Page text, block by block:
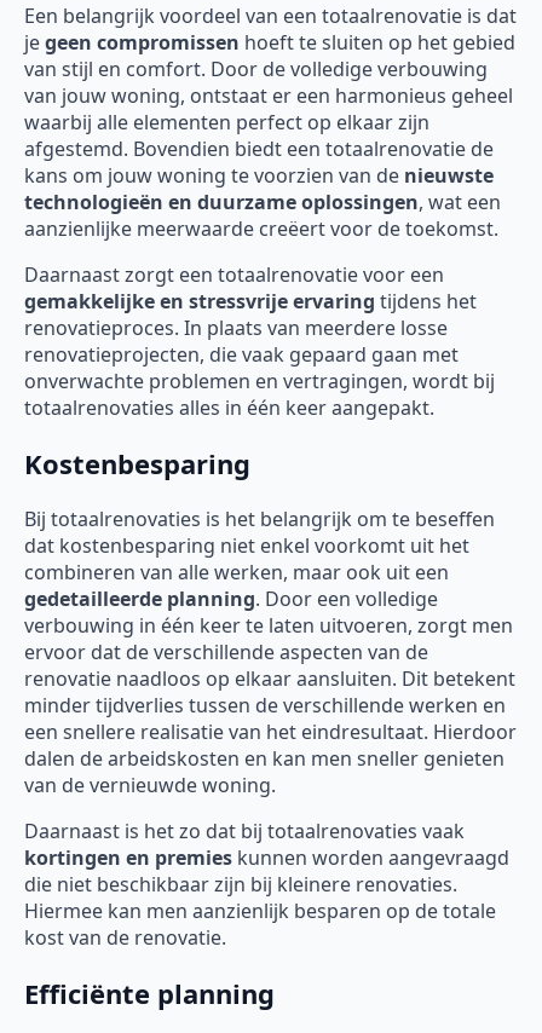
Een belangrijk voordeel van een totaalrenovatie is dat
jegeen compromissen hoeft te sluiten op het gebied
van stijl en comfort. Door de volledige verbouwing
van jouw woning, ontstaat er een harmonieus geheel
waarbij alle elementen perfect op elkaar zijn
afgestemd. Bovendien biedt een totaalrenovatie de
kans om jouw woning te voorzien van de nieuwste
technologieën en duurzame oplossingen, wat een
aanzienlijke meerwaarde creëert voor de toekomst.
Daarnaast zorgt een totaalrenovatie voor een
gemakkelijke en stressvrije ervaring tijdens het
renovatieproces. In plaats van meerdere losse
renovatieprojecten, die vaak gepaard gaan met
onverwachte problemen en vertragingen, wordt bij
totaalrenovaties alles in één keer aangepakt.
Kostenbesparing
Bij totaalrenovaties is het belangrijk om te beseffen
dat kostenbesparing niet enkel voorkomt uit het
combineren van alle werken, maar ook uit een
gedetailleerde planning. Door een volledige
verbouwing in één keer te laten uitvoeren, zorgt men
ervoor dat de verschillende aspecten van de
renovatie naadloos op elkaar aansluiten. Dit betekent
minder tijdverlies tussen de verschillende werken en
een snellere realisatie van het eindresultaat. Hierdoor
dalen de arbeidskosten en kan men sneller genieten
van de vernieuwde woning.
Daarnaast is het zo dat bij totaalrenovaties vaak
kortingen en premies kunnen worden aangevraagd
die niet beschikbaar zijn bij kleinere renovaties.
Hiermee kan men aanzienlijk besparen op de totale
kost van de renovatie.
Efficiënte planning